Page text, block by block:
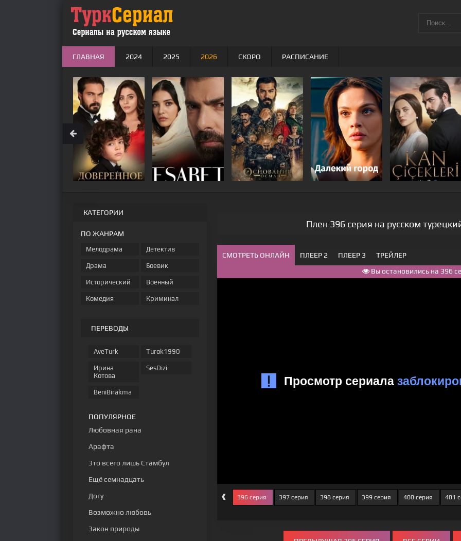
Плен 396 серия на русском
СМОТРЕТЬ ОНЛАЙН ПЛЕЕР 2 ПЛЕЕР 3
ТРЕЙЛЕР
Вы остановились на 396
‹
392 серия 395 серия 396 серия 397 серия 398 серия 399 серия 400 серия 401
КАТЕГОРИИ
ПО ЖАНРАМ
Мелодрама
Драма
Исторический
Комедия
Детектив
Боевик
Военный
Криминал
ПЕРЕВОДЫ
AveTurk
Ирина
Котова
BeniBirakma
Turok1990
SesDizi
ПОПУЛЯРНОЕ
Любовная рана
Арафта
Это всего лишь Стамбул
Ещё семнадцать
Догу
Возможно любовь
Закон природы
ГЛАВНАЯ 2024 2025 2026 СКОРО РАСПИСАНИЕ